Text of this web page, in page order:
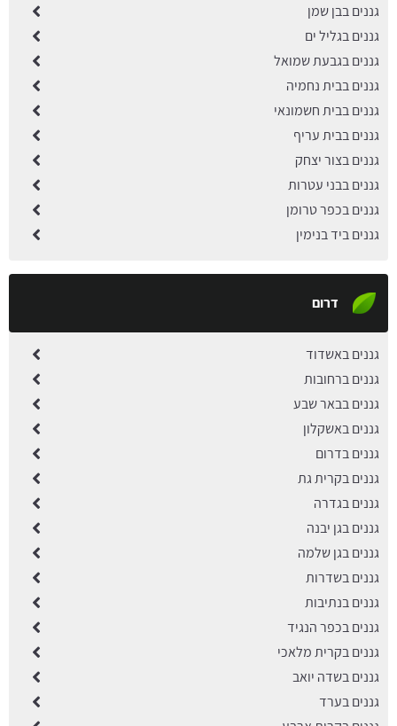
גננים בבן שמן
גננים בגליל ים
גננים בגבעת שמואל
גננים בבית נחמיה
גננים בבית חשמונאי
גננים בבית עריף
גננים בצור יצחק
גננים בבני עטרות
גננים בכפר טרומן
גננים ביד בנימין
דרום
גננים באשדוד
גננים ברחובות
גננים בבאר שבע
גננים באשקלון
גננים בדרום
גננים בקרית גת
גננים בגדרה
גננים בגן יבנה
גננים בגן שלמה
גננים בשדרות
גננים בנתיבות
גננים בכפר הנגיד
גננים בקרית מלאכי
גננים בשדה יואב
גננים בערד